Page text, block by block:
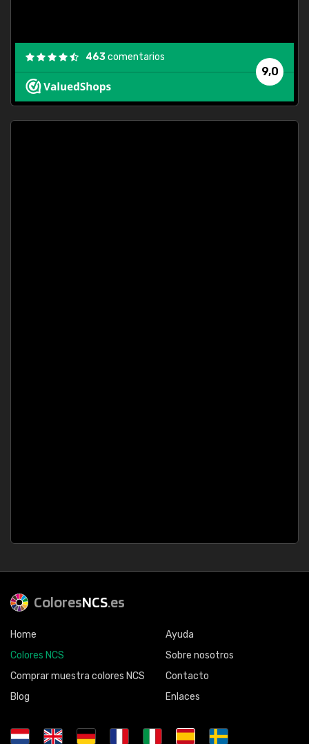
9,0
463comentarios
ColoresNCS.es
Home
Colores NCS
Comprar muestra colores NCS
Blog
Ayuda
Sobre nosotros
Contacto
Enlaces